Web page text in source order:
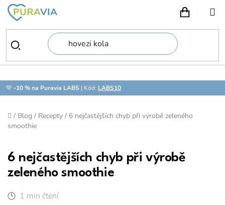
Přejít
obsah
💚 -10 % na Puravia LABS | Kód: LABS10
Domů
/ Blog / Recepty / 6 nejčastějších chyb při výrobě zeleného
smoothie
6 nejčastějších chyb při výrobě
zeleného smoothie
1 min čtení